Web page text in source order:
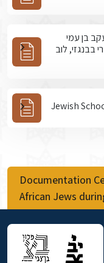
בן עמי
בבנגזי, לוב
Jewish
Documentation
African Jews